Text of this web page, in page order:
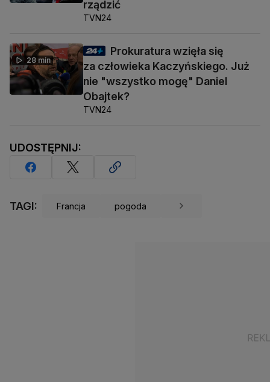
rządzić
TVN24
28 min
Prokuratura wzięła się
za człowieka Kaczyńskiego. Już
nie "wszystko mogę" Daniel
Obajtek?
TVN24
UDOSTĘPNIJ:
TAGI: Francja pogoda